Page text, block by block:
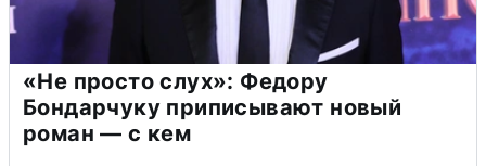
«Не просто слух»: Федору
Бондарчуку приписывают новый
роман — с кем